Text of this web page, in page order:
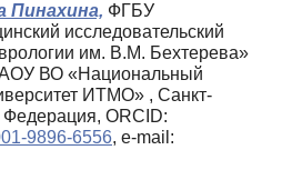
Пинахина, ФГБУ
исследовательский
им. В.М. Бехтерева»
ВО «Национальный
ИТМО» , Санкт-
Федерация, ORCID:
9896-6556, e-mail: